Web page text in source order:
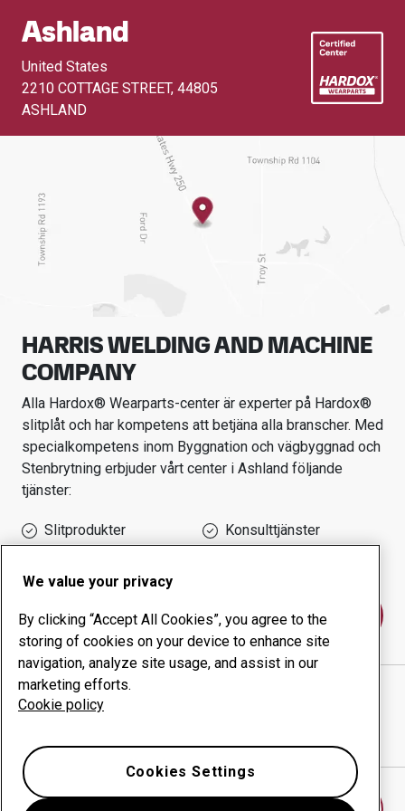
Ashland
United States
2210 COTTAGE STREET, 44805
ASHLAND
HARRIS WELDING AND MACHINE
COMPANY
Alla Hardox® Wearparts-center är experter på Hardox®
slitplåt och har kompetens att betjäna alla branscher. Med
specialkompetens inom Byggnation och vägbyggnad och
Stenbrytning erbjuder vårt center i Ashland följande
tjänster:
Slitprodukter
Konsulttjänster
Kontakta oss
HARRIS WELDING AND MACHINE COMPANY
webbplats
We value your privacy
By clicking “Accept All Cookies”, you agree to the
storing of cookies on your device to enhance site
navigation, analyze site usage, and assist in our
marketing efforts.
Cookie policy
Cookies Settings